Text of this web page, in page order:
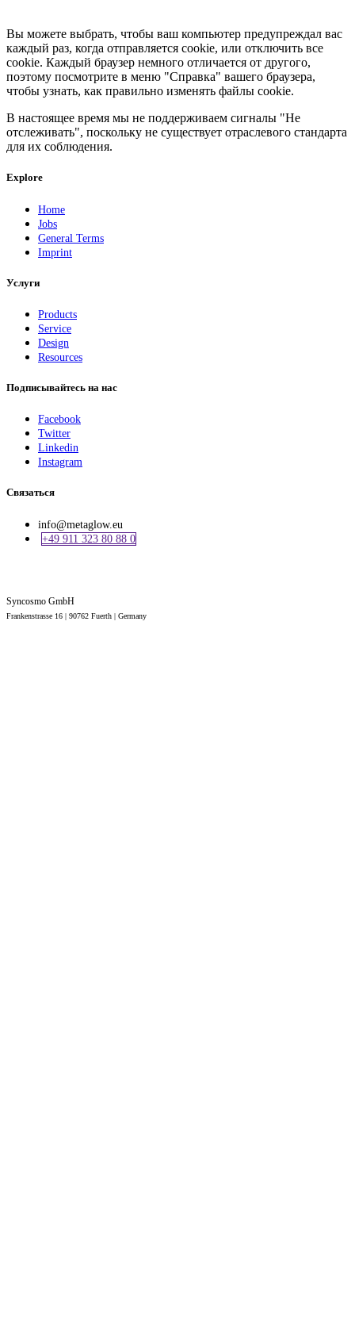
Вы можете выбрать, чтобы ваш компьютер предупреждал вас
каждый раз, когда отправляется cookie, или отключить все
cookie. Каждый браузер немного отличается от другого,
поэтому посмотрите в меню "Справка" вашего браузера,
чтобы узнать, как правильно изменять файлы cookie.
В настоящее время мы не поддерживаем сигналы "Не
отслеживать", поскольку не существует отраслевого стандарта
для их соблюдения.
Explore
Home
Jobs
General Terms
Imprint
Услуги
Products
Service
Design
Resources
Подписывайтесь на нас
Facebook
Twitter
Linkedin
Instagram
Связаться
info@metaglow.eu
+49 911 323 80 88 0
Syncosmo GmbH
Frankenstrasse 16 | 90762 Fuerth | Germany